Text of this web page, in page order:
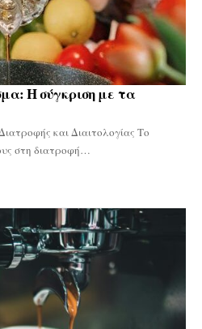
Η σύγκριση με τα
και Διαιτολογίας Το
στη διατροφή…